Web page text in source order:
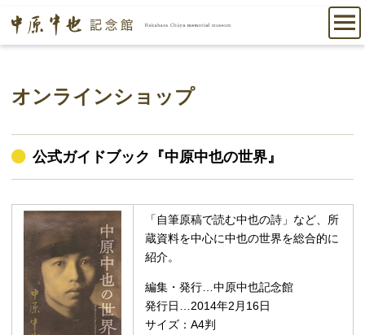
オンラインショップ
公式ガイドブック『中原中也の世界』
「自筆原稿で読む中也の詩」など、所
蔵資料を中心に中也の世界を総合的に
紹介。
編集・発行…中原中也記念館
発行日…2014年2月16日
サイズ：A4判